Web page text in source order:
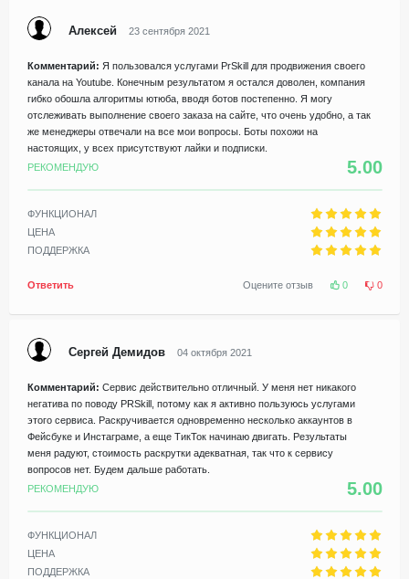
Алексей 23 сентября 2021
Комментарий: Я пользовался услугами PrSkill для продвижения своего
канала на Youtube. Конечным результатом я остался доволен, компания
гибко обошла алгоритмы ютюба, вводя ботов постепенно. Я могу
отслеживать выполнение своего заказа на сайте, что очень удобно, а так
же менеджеры отвечали на все мои вопросы. Боты похожи на
настоящих, у всех присутствуют лайки и подписки.
РЕКОМЕНДУЮ
5.00
ФУНКЦИОНАЛ
ЦЕНА
ПОДДЕРЖКА
Ответить Оцените отзыв 0 0
Сергей Демидов 04 октября 2021
Комментарий: Сервис действительно отличный. У меня нет никакого
негатива по поводу PRSkill, потому как я активно пользуюсь услугами
этого сервиса. Раскручивается одновременно несколько аккаунтов в
Фейсбуке и Инстаграме, а еще ТикТок начинаю двигать. Результаты
меня радуют, стоимость раскрутки адекватная, так что к сервису
вопросов нет. Будем дальше работать.
РЕКОМЕНДУЮ
5.00
ФУНКЦИОНАЛ
ЦЕНА
ПОДДЕРЖКА